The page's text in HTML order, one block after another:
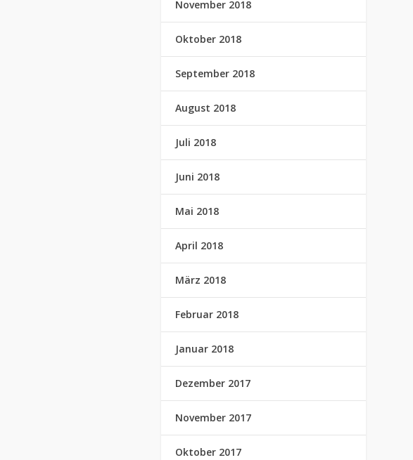
November 2018
Oktober 2018
September 2018
August 2018
Juli 2018
Juni 2018
Mai 2018
April 2018
März 2018
Februar 2018
Januar 2018
Dezember 2017
November 2017
Oktober 2017